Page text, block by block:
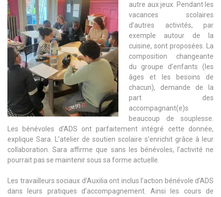
autre aux jeux. Pendant les
vacances scolaires
d’autres activités, par
exemple autour de la
cuisine, sont proposées. La
composition changeante
du groupe d’enfants (les
âges et les besoins de
chacun), demande de la
part des
accompagnant(e)s
beaucoup de souplesse.
Les bénévoles d’ADS ont parfaitement intégré cette donnée,
explique Sara. L’atelier de soutien scolaire s’enrichit grâce à leur
collaboration. Sara affirme que sans les bénévoles, l’activité ne
pourrait pas se maintenir sous sa forme actuelle.
Les travailleurs sociaux d’Auxilia ont inclus l’action bénévole d’ADS
dans leurs pratiques d’accompagnement. Ainsi les cours de